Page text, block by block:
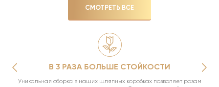
СМОТРЕТЬ ВСЕ
В 3 РАЗА БОЛЬШЕ СТОЙКОСТИ
Уникальная сборка в наших шляпных коробках позволяет розам